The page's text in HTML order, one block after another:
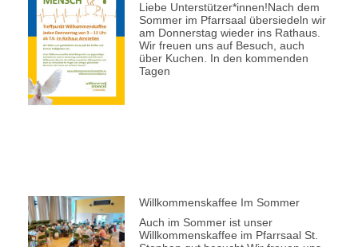
Liebe Unterstützer*innen!Nach dem
Sommer im Pfarrsaal übersiedeln wir
am Donnerstag wieder ins Rathaus.
Wir freuen uns auf Besuch, auch
über Kuchen. In den kommenden
Tagen
Willkommenskaffee Im Sommer
Auch im Sommer ist unser
Willkommenskaffee im Pfarrsaal St.